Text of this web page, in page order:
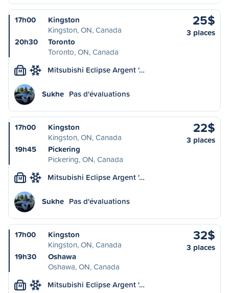
17h00
Kingston
Kingston, ON, Canada
20h30
Toronto
Toronto, ON, Canada
25$
3 places
M Mitsubishi Eclipse Argent '…
Sukhe Pas d'évaluations
17h00
Kingston
Kingston, ON, Canada
19h45
Pickering
Pickering, ON, Canada
22$
3 places
M Mitsubishi Eclipse Argent '…
Sukhe Pas d'évaluations
17h00
Kingston
Kingston, ON, Canada
19h30
Oshawa
Oshawa, ON, Canada
32$
3 places
M Mitsubishi Eclipse Argent '…